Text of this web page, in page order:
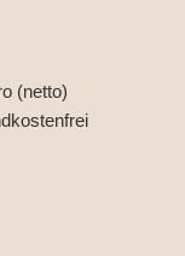
(netto)